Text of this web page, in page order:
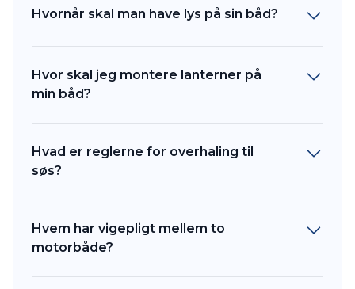
Hvornår skal man have lys på sin båd?
Hvor skal jeg montere lanterner på
min båd?
Hvad er reglerne for overhaling til
søs?
Hvem har vigepligt mellem to
motorbåde?